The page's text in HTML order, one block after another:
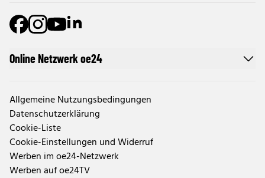
Online Netzwerk oe24
Allgemeine Nutzungsbedingungen
Datenschutzerklärung
Cookie-Liste
Cookie-Einstellungen und Widerruf
Werben im oe24-Netzwerk
Werben auf oe24TV